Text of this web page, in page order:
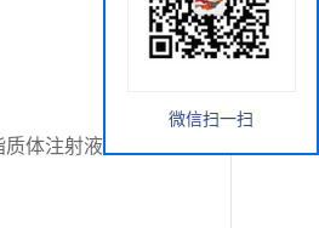
体注射液）获得中国
微信扫一扫